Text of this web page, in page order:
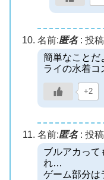
名前:匿名: 投
簡単なことだ
ライの水着コ
+2
名前:匿名: 投
ブルアカって
れ…
ゲーム部分は